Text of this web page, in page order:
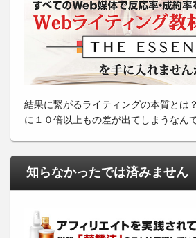
結果に繋がるライティングの本質とは
に１０倍以上もの差が出てしまうなん
知らなかったでは済みません